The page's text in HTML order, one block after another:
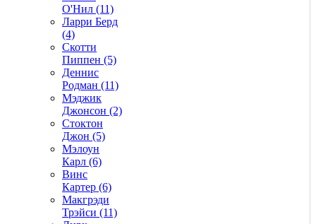
О'Нил (11)
Ларри Берд
(4)
Скотти
Пиппен (5)
Деннис
Родман (11)
Мэджик
Джонсон (2)
Стоктон
Джон (5)
Мэлоун
Карл (6)
Винс
Картер (6)
Макгрэди
Трэйси (11)